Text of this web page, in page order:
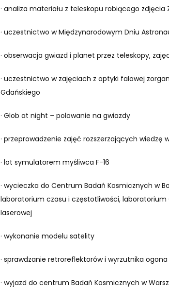
· analiza materiału z teleskopu robiącego zdjęcia
· uczestnictwo w Międzynarodowym Dniu
· obserwacja gwiazd i planet przez teleskopy,
· uczestnictwo w zajęciach z optyki falowej
Gdańskiego
· Glob at night – polowanie na gwiazdy
· przeprowadzenie zajęć rozszerzających wiedzę
· lot symulatorem myśliwca F-16
· wycieczka do Centrum Badań Kosmicznych w
laboratorium czasu i częstotliwości, laboratorium
laserowej
· wykonanie modelu satelity
· sprawdzanie retroreflektorów i wyrzutnika ogona
· wyjazd do centrum Badań Kosmicznych w